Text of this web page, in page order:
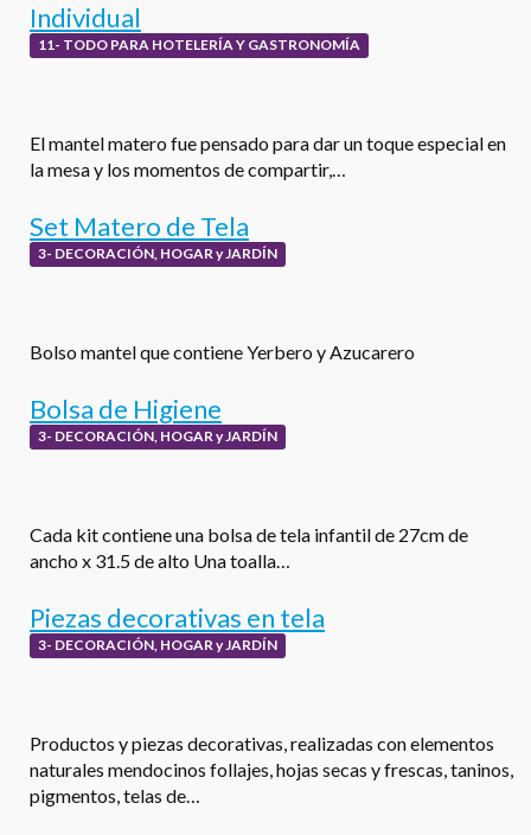
Individual
11- TODO PARA HOTELERÍA Y GASTRONOMÍA
El mantel matero fue pensado para dar un toque especial en
la mesa y los momentos de compartir,…
Set Matero de Tela
3- DECORACIÓN, HOGAR y JARDÍN
Bolso mantel que contiene Yerbero y Azucarero
Bolsa de Higiene
3- DECORACIÓN, HOGAR y JARDÍN
Cada kit contiene una bolsa de tela infantil de 27cm de
ancho x 31.5 de alto Una toalla…
Piezas decorativas en tela
3- DECORACIÓN, HOGAR y JARDÍN
Productos y piezas decorativas, realizadas con elementos
naturales mendocinos follajes, hojas secas y frescas, taninos,
pigmentos, telas de…